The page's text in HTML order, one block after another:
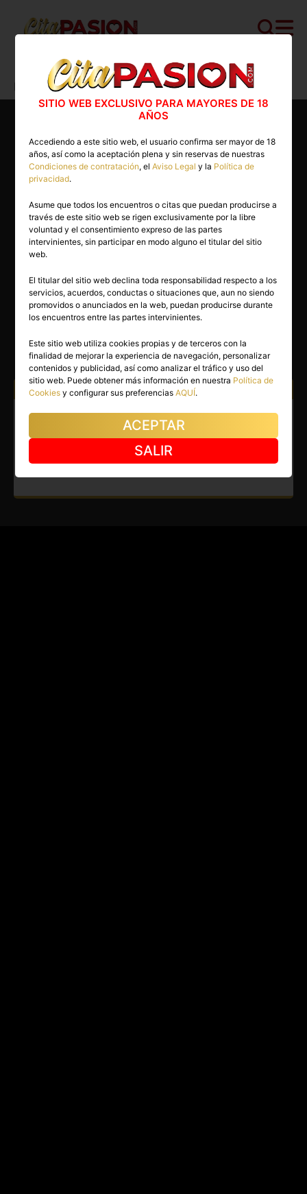
Cita PASION.COM>Masajistas >Madrid>
Madrid capital>Shantall
27 años
SHANTALL
Madrid capital(Madrid)
(86)
Atiendo a: Hombres
Masajista en Madrid capital.
Masajista titulada, elegante,
guapa y apasionada.
SITIO WEB EXCLUSIVO PARA MAYORES DE 18
AÑOS
Accediendo a este sitio web, el usuario confirma ser mayor de 18
años, así como la aceptación plena y sin reservas de nuestras
Condiciones de contratación, elAviso Legal y la Política de
privacidad.
Asume que todos los encuentros o citas que puedan producirse a
través de este sitio web se rigen exclusivamente por la libre
voluntad y el consentimiento expreso de las partes
intervinientes, sin participar en modo alguno el titular del sitio
web.
El titular del sitio web declina toda responsabilidad respecto a los
servicios, acuerdos, conductas o situaciones que, aun no siendo
promovidos o anunciados en la web, puedan producirse durante
los encuentros entre las partes intervinientes.
Este sitio web utiliza cookies propias y de terceros con la
finalidad de mejorar la experiencia de navegación, personalizar
contenidos y publicidad, así como analizar el tráfico y uso del
sitio web. Puede obtener más información en nuestra Política de
Cookies y configurar sus preferenciasAQUÍ.
ACEPTAR
SALIR